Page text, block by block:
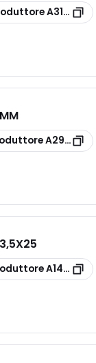
A31792014
A29282528
A14443035